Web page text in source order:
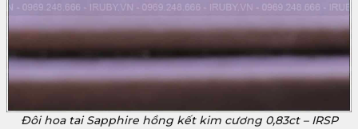
Đôi hoa tai Sapphire hồng kết kim cương 0,83ct – IRSP